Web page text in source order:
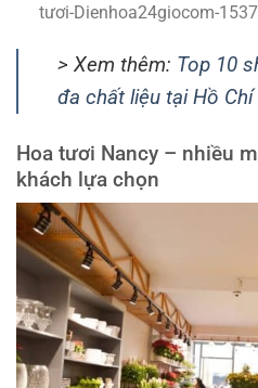
tươi-Dienhoa24giocom-
> Xem thêm: Top 10
đa chất liệu tại Hồ Chí
Hoa tươi Nancy – nhiều
khách lựa chọn